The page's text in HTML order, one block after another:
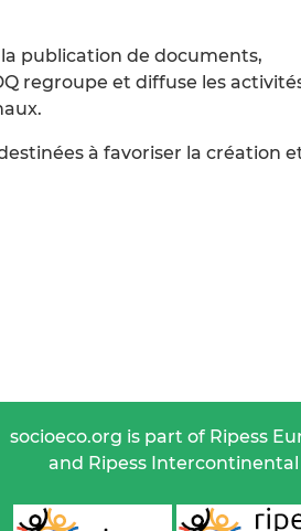
publication de documents,
regroupe et diffuse les
à favoriser la création
socioeco.org is part of Ripess
and Ripess Intercontinental